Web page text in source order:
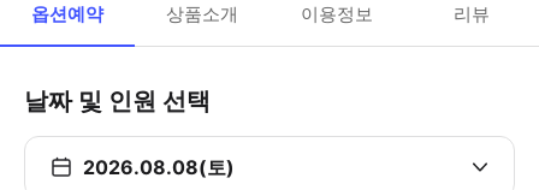
옵션예약 상품소개 이용정보 리뷰
날짜 및 인원 선택
2026.08.08(토)